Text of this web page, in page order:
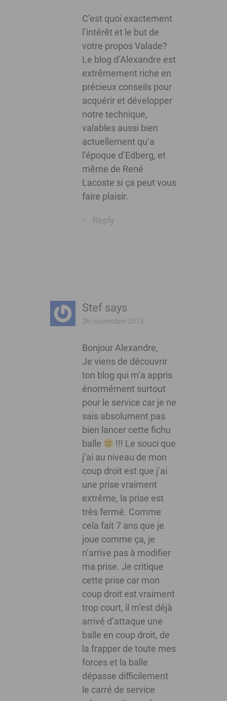
C’est quoi exactement
l’intérêt et le but de
votre propos Valade?
Le blog d’Alexandre est
extrêmement riche en
précieux conseils pour
acquérir et développer
notre technique,
valables aussi bien
actuellement qu’a
l’époque d’Edberg, et
même de René
Lacoste si ça peut vous
faire plaisir.
Reply
Stefsays
26 novembre 2013
Bonjour Alexandre,
Je viens de découvrir
ton blog qui m’a appris
énormément surtout
pour le service car je ne
sais absolument pas
bien lancer cette fichu
balle
!!! Le souci que
j’ai au niveau de mon
coup droit est que j’ai
une prise vraiment
extrême, la prise est
très fermé. Comme
cela fait 7 ans que je
joue comme ça, je
n’arrive pas à modifier
ma prise. Je critique
cette prise car mon
coup droit est vraiment
trop court, il m’est déjà
arrivé d’attaque une
balle en coup droit, de
la frapper de toute mes
forces et la balle
dépasse difficilement
le carré de service